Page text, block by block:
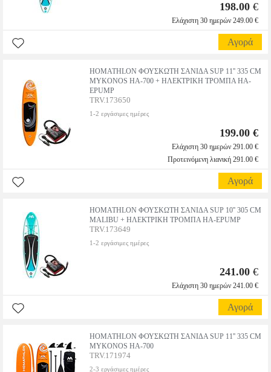
198.00 €
Ελάχιστη 30 ημερών 249.00 €
Αγορά
HOMATHLON ΦΟΥΣΚΩΤΗ ΣΑΝΙΔΑ SUP 11'' 335 CM
MYKONOS HA-700 + ΗΛΕΚΤΡΙΚΗ ΤΡΟΜΠΑ HA-
EPUMP
TRV.173650
1-2 εργάσιμες ημέρες
199.00 €
Ελάχιστη 30 ημερών 291.00 €
Προτεινόμενη λιανική 291.00 €
Αγορά
HOMATHLON ΦΟΥΣΚΩΤΗ ΣΑΝΙΔΑ SUP 10'' 305 CM
MALIBU + ΗΛΕΚΤΡΙΚΗ ΤΡΟΜΠΑ HA-EPUMP
TRV.173649
1-2 εργάσιμες ημέρες
241.00 €
Ελάχιστη 30 ημερών 241.00 €
Αγορά
HOMATHLON ΦΟΥΣΚΩΤΗ ΣΑΝΙΔΑ SUP 11'' 335 CM
MYKONOS HA-700
TRV.171974
2-3 εργάσιμες ημέρες